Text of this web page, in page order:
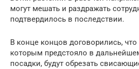
могут мешать и раздражать
подтвердилось в последствии.
В конце концов договорились,
которым предстояло в
посадки, будут обрезать